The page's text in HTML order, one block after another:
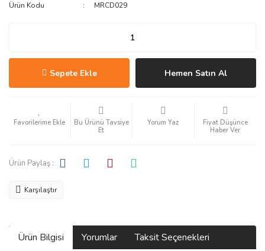
Ürün Kodu
MRCD029
Sepete Ekle Hemen Satın Al
Bu Ürünü Tavsiye
Et
Yorum Yaz
Fiyat Düşünce
Haber Ver
Ürün Paylaş :
Karşılaştır
Ürün Bilgisi Yorumlar Taksit Seçenekleri